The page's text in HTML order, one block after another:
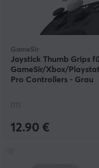
GameSir
Joystick Thumb Grips
GameSir/Xbox/
Pro Controllers - Grau
(17)
12.90 €